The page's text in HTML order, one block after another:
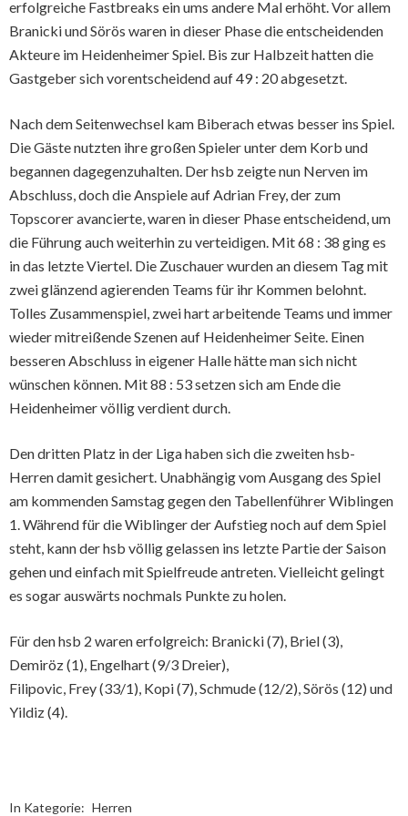
erfolgreiche Fastbreaks ein ums andere Mal erhöht. Vor allem
Branicki und Sörös waren in dieser Phase die entscheidenden
Akteure im Heidenheimer Spiel. Bis zur Halbzeit hatten die
Gastgeber sich vorentscheidend auf 49 : 20 abgesetzt.
Nach dem Seitenwechsel kam Biberach etwas besser ins Spiel.
Die Gäste nutzten ihre großen Spieler unter dem Korb und
begannen dagegenzuhalten. Der hsb zeigte nun Nerven im
Abschluss, doch die Anspiele auf Adrian Frey, der zum
Topscorer avancierte, waren in dieser Phase entscheidend, um
die Führung auch weiterhin zu verteidigen. Mit 68 : 38 ging es
in das letzte Viertel. Die Zuschauer wurden an diesem Tag mit
zwei glänzend agierenden Teams für ihr Kommen belohnt.
Tolles Zusammenspiel, zwei hart arbeitende Teams und immer
wieder mitreißende Szenen auf Heidenheimer Seite. Einen
besseren Abschluss in eigener Halle hätte man sich nicht
wünschen können. Mit 88 : 53 setzen sich am Ende die
Heidenheimer völlig verdient durch.
Den dritten Platz in der Liga haben sich die zweiten hsb-
Herren damit gesichert. Unabhängig vom Ausgang des Spiel
am kommenden Samstag gegen den Tabellenführer Wiblingen
1. Während für die Wiblinger der Aufstieg noch auf dem Spiel
steht, kann der hsb völlig gelassen ins letzte Partie der Saison
gehen und einfach mit Spielfreude antreten. Vielleicht gelingt
es sogar auswärts nochmals Punkte zu holen.
Für den hsb 2 waren erfolgreich: Branicki (7), Briel (3),
Demiröz (1), Engelhart (9/3 Dreier),
Filipovic, Frey (33/1), Kopi (7), Schmude (12/2), Sörös (12) und
Yildiz (4).
In Kategorie: Herren